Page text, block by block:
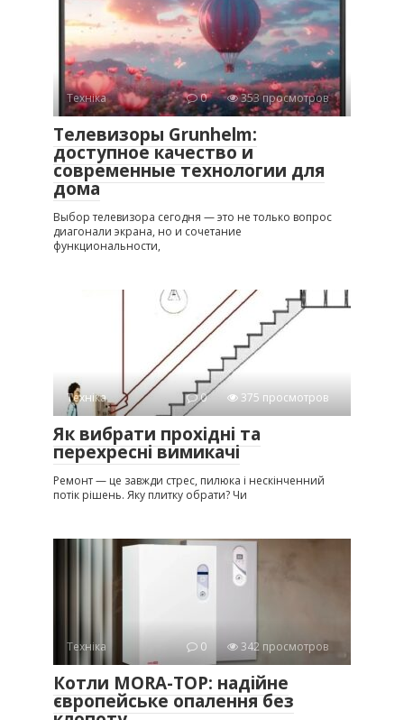
Техніка 0 353 просмотров
Телевизоры Grunhelm:
доступное качество и
современные технологии для
дома
Выбор телевизора сегодня — это не только вопрос
диагонали экрана, но и сочетание
функциональности,
Техніка 0 375 просмотров
Як вибрати прохідні та
перехресні вимикачі
Ремонт — це завжди стрес, пилюка і нескінченний
потік рішень. Яку плитку обрати? Чи
Техніка 0 342 просмотров
Котли MORA-TOP: надійне
європейське опалення без